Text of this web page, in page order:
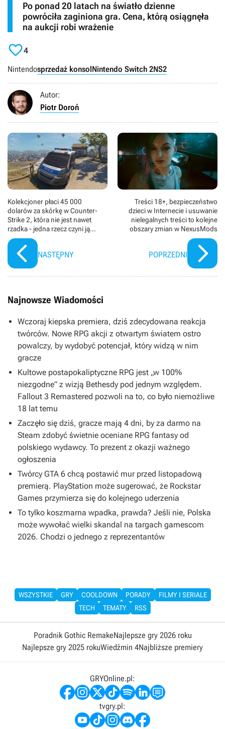
Po ponad 20 latach na światło dzienne
powróciła zaginiona gra. Cena, którą osiągnęła
na aukcji robi wrażenie
4
Nintendosprzedaż konsolNintendo Switch 2NS2
Autor:
Piotr Doroń
Kolekcjoner płaci 45 000
dolarów za skórkę w Counter-
Strike 2, która nie jest nawet
rzadka - jedna rzecz czyni ją
szczególnie cenną
NASTĘPNY
Treści 18+, bezpieczeństwo
dzieci w Internecie i usuwanie
nielegalnych treści to kolejne
obszary zmian w NexusMods
POPRZEDNI
Najnowsze Wiadomości
Wczoraj kiepska premiera, dziś zdecydowana reakcja
twórców. Nowe RPG akcji z otwartym światem ostro
powalczy, by wydobyć potencjał, który widzą w nim
gracze
Kultowe postapokaliptyczne RPG jest „w 100%
niezgodne” z wizją Bethesdy pod jednym względem.
Fallout 3 Remastered pozwoli na to, co było niemożliwe
18 lat temu
Zaczęło się dziś, gracze mają 4 dni, by za darmo na
Steam zdobyć świetnie oceniane RPG fantasy od
polskiego wydawcy. To prezent z okazji ważnego
ogłoszenia
Twórcy GTA 6 chcą postawić mur przed listopadową
premierą. PlayStation może sugerować, że Rockstar
Games przymierza się do kolejnego uderzenia
To tylko koszmarna wpadka, prawda? Jeśli nie, Polska
może wywołać wielki skandal na targach gamescom
2026. Chodzi o jednego z reprezentantów
WSZYSTKIE GRY COOLDOWN PORADY
FILMY I SERIALE
TECH
TEMATY RSS
Poradnik Gothic RemakeNajlepsze gry 2026 roku
Najlepsze gry 2025 rokuWiedźmin 4Najbliższe premiery
GRYOnline.pl:
tvgry.pl: